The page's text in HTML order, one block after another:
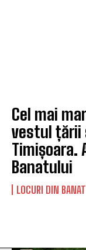
Cel mai
vestul țării
Timișoara.
Banatului
LOCURI DIN BANAT